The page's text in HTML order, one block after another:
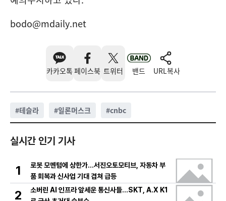
bodo@mdaily.net
카카오톡 페이스북 트위터 밴드 URL복사
#테슬라 #일론머스크 #cnbc
실시간 인기 기사
1
로봇 모멘텀에 상한가…서진오토모티브, 자동차 부
품 회복과 신사업 기대 겹쳐 급등
2
소버린 AI 인프라 앞세운 통신사들…SKT, A.X K1